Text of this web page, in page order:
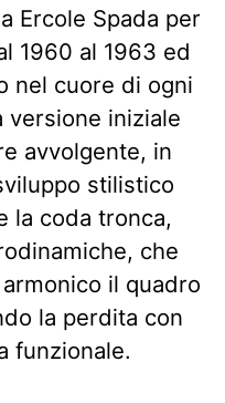
Ercole Spada per
1960 al 1963 ed
nel cuore di ogni
versione iniziale
avvolgente, in
stilistico
la coda tronca,
che
il quadro
la perdita con
funzionale.